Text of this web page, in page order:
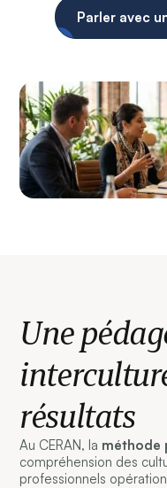
Parler avec
Une
résultats
Au CERAN, la méthode
compréhension des
professionnels